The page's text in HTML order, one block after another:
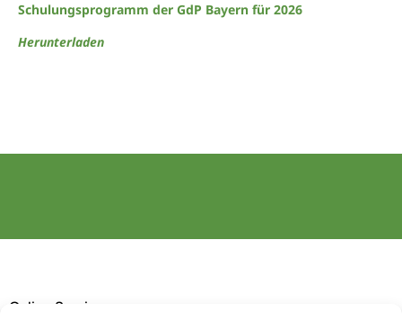
Schulungsprogramm der GdP Bayern für 2026
Herunterladen
Online Service